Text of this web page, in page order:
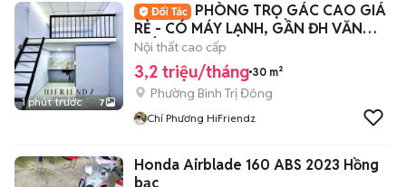
1 phút trước 7
PHÒNG TRỌ GÁC CAO GIÁ
RẺ - CÓ MÁY LẠNH, GẦN ĐH VĂN
HIẾN, HƯƠNG LỘ 2
Nội thất cao cấp
3,2 triệu/tháng 30 m²
Phường Bình Trị Đông
Chí Phương HiFriendz
Honda Airblade 160 ABS 2023 Hồng
bạc